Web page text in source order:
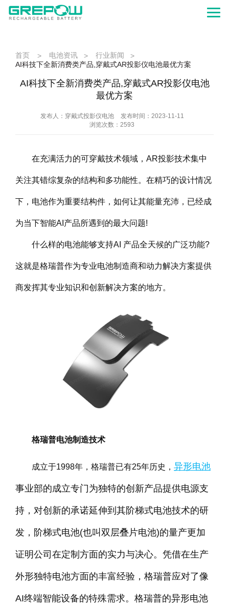
首页 > 电池资讯 > 行业新闻
>
AI科技下全新消费类产品,穿戴式AR投影仪电池最优方案
AI科技下全新消费类产品,穿戴式AR投影仪电池
最优方案
发布人：穿戴式投影仪电池
发布时间：2023-11-11
浏览次数：2593
在充满活力的可穿戴技术领域，AR投影技术集中
关注其错综复杂的结构和多功能性。在精巧的设计情况
下，电池作为重要结构件，如何让其能量充沛，已经成
为当下智能AI产品所遇到的最大问题!
什么样的电池能够支持AI 产品全天候的广泛功能?
这就是格瑞普作为专业电池制造商和动力解决方案提供
商发挥其专业知识和创新解决方案的地方。
格瑞普电池制造技术
成立于1998年，格瑞普已有25年历史， 异形电池
事业部的成立专门为独特的创新产品提供电源支
持，对创新的承诺延伸到其阶梯式电池技术的研
发，阶梯式电池(也叫双层叠片电池)的量产更加
证明公司在定制方面的实力与决心。凭借在生产
外形独特电池方面的丰富经验，格瑞普应对了像
AI终端智能设备的特殊需求。格瑞普的异形电池